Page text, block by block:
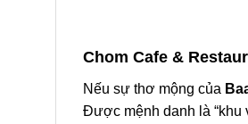
Chom Cafe &
Nếu sự thơ mộng của
Được mệnh danh là “khu